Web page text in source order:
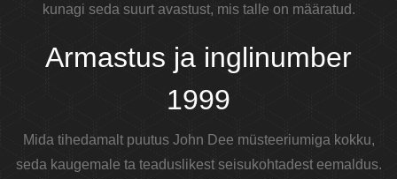
kunagi seda suurt avastust, mis talle on määratud.
Armastus ja inglinumber
1999
Mida tihedamalt puutus John Dee müsteeriumiga kokku,
seda kaugemale ta teaduslikest seisukohtadest eemaldus.